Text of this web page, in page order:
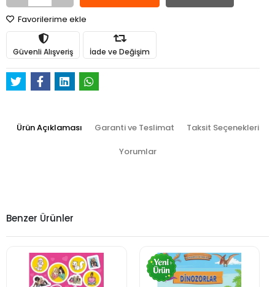
Favorilerime ekle
Güvenli Alışveriş İade ve Değişim
Ürün Açıklaması Garanti ve Teslimat Taksit Seçenekleri
Yorumlar
Benzer Ürünler